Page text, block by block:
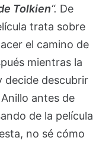
Tolkien“. De
trata sobre
el camino de
mientras la
decide descubrir
antes de
de la película
no sé cómo